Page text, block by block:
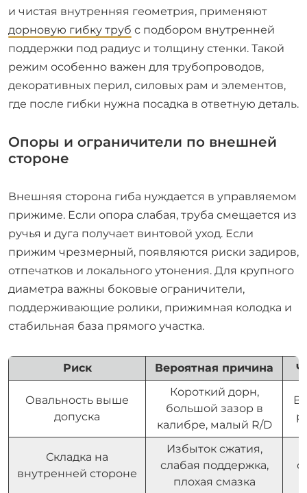
и чистая внутренняя геометрия, применяют
дорновую гибку труб с подбором внутренней
поддержки под радиус и толщину стенки. Такой
режим особенно важен для трубопроводов,
декоративных перил, силовых рам и элементов,
где после гибки нужна посадка в ответную деталь.
Опоры и ограничители по внешней
стороне
Внешняя сторона гиба нуждается в управляемом
прижиме. Если опора слабая, труба смещается из
ручья и дуга получает винтовой уход. Если
прижим чрезмерный, появляются риски задиров,
отпечатков и локального утонения. Для крупного
диаметра важны боковые ограничители,
поддерживающие ролики, прижимная колодка и
стабильная база прямого участка.
Риск Вероятная причина
Овальность выше
допуска
Короткий дорн,
большой зазор в
калибре, малый R/D
Складка на
внутренней стороне
Избыток сжатия,
слабая поддержка,
плохая смазка